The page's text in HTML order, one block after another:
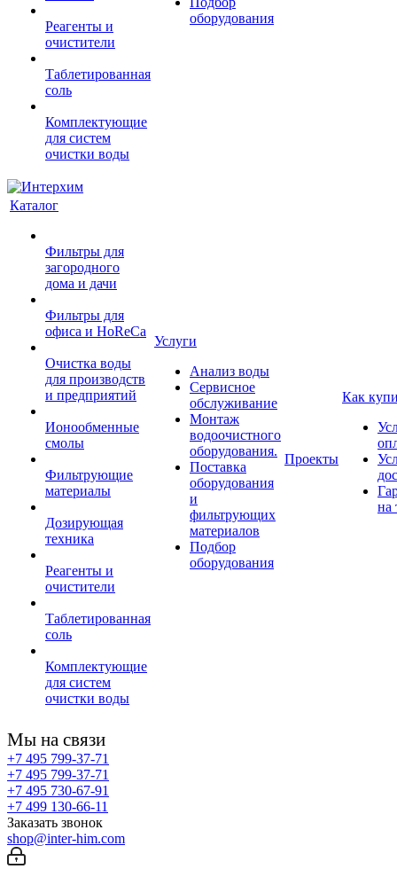
Реагенты и
очистители
Таблетированная
соль
Комплектующие
для систем
очистки воды
оборудования
Каталог
Фильтры для
загородного
дома и дачи
Фильтры для
офиса и HoReCa
Очистка воды
для производств
и предприятий
Ионообменные
смолы
Фильтрующие
материалы
Дозирующая
техника
Реагенты и
очистители
Таблетированная
соль
Комплектующие
для систем
очистки воды
Услуги
Анализ воды
Сервисное
обслуживание
Монтаж
водоочистного
оборудования.
Поставка
оборудования
и
фильтрующих
материалов
Подбор
оборудования
Проекты
Как
на
Мы на связи
+7 495 799-37-71
+7 495 799-37-71
+7 495 730-67-91
+7 499 130-66-11
Заказать звонок
shop@inter-him.com